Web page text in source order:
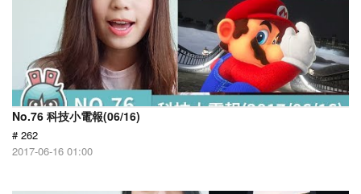
No.76 科技小電報(06/16)
# 262
2017-06-16 01:00